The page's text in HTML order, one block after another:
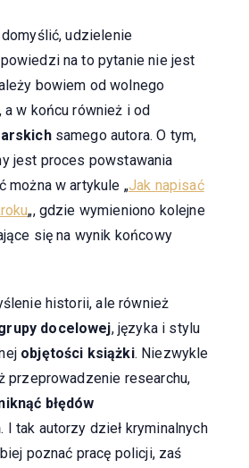
udzielenie
na to pytanie nie jest
bowiem od wolnego
a w końcu również i od
samego autora. O tym,
jest proces powstawania
można w artykule „Jak napisać
„, gdzie wymieniono kolejne
się na wynik końcowy
historii, ale również
docelowej, języka i stylu
objętości książki. Niezwykle
przeprowadzenie researchu,
błędów
. I tak autorzy dzieł kryminalnych
poznać pracę policji, zaś